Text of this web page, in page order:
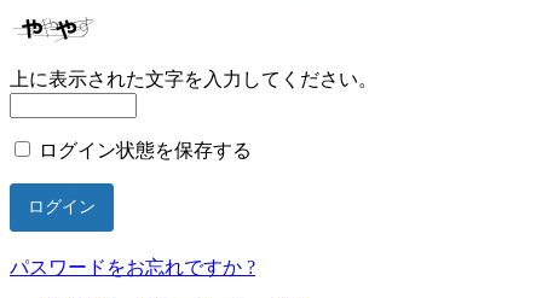
上に表示された文字を入力してください。
ログイン状態を保存する
パスワードをお忘れですか ?